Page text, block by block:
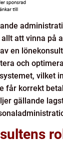
att vinna på
en
och
vilket
får korrekt
gällande